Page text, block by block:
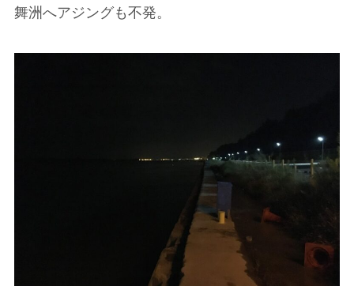
舞洲へアジングも不発。